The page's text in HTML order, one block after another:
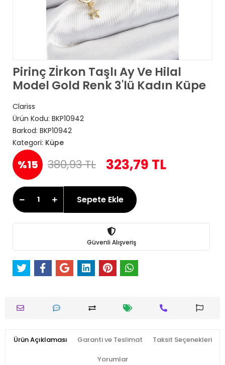
Pirinç Zİrkon Taşlı Ay Ve Hilal
Model Gold Renk 3'lü Kadın Küpe
Clariss
Ürün Kodu: BKP10942
Barkod: BKP10942
Kategori: Küpe
%15 380,93 TL 323,79 TL
Sepete Ekle
Güvenli Alışveriş
Ürün Açıklaması Garanti ve Teslimat Taksit Seçenekleri
Yorumlar